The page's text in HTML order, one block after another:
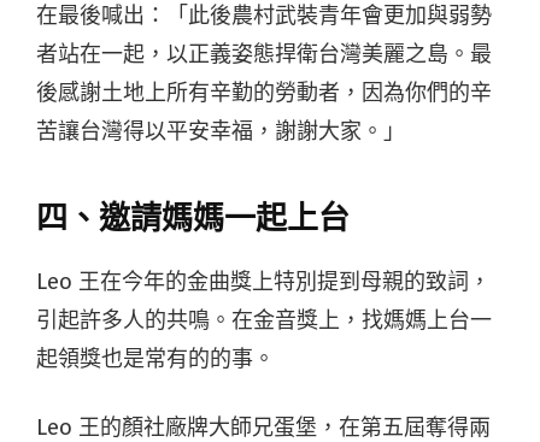
在最後喊出：「此後農村武裝青年會更加與弱勢
者站在一起，以正義姿態捍衛台灣美麗之島。最
後感謝土地上所有辛勤的勞動者，因為你們的辛
苦讓台灣得以平安幸福，謝謝大家。」
四、邀請媽媽一起上台
Leo 王在今年的金曲獎上特別提到母親的致詞，
引起許多人的共鳴。在金音獎上，找媽媽上台一
起領獎也是常有的的事。
Leo 王的顏社廠牌大師兄蛋堡，在第五屆奪得兩